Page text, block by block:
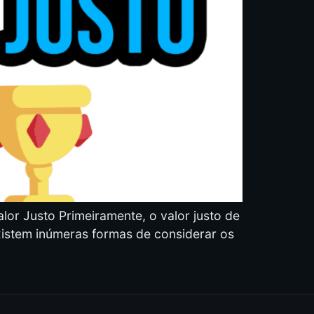
Justo Primeiramente, o valor justo de
inúmeras formas de considerar os